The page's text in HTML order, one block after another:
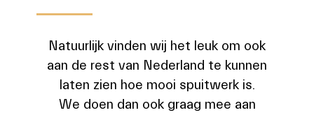
Natuurlijk vinden wij het leuk om ook
aan de rest van Nederland te kunnen
laten zien hoe mooi spuitwerk is.
We doen dan ook graag mee aan